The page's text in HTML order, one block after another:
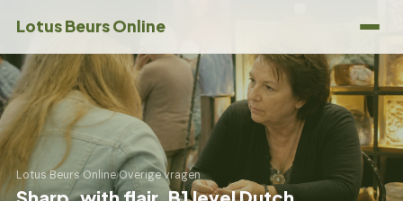
Lotus Beurs Online
Lotus Beurs Online›Overige vragen